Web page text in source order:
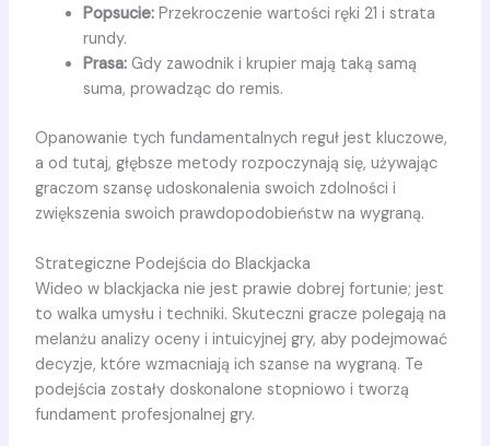
Popsucie:Przekroczenie wartości ręki 21 i strata
rundy.
Prasa:Gdy zawodnik i krupier mają taką samą
suma, prowadząc do remis.
Opanowanie tych fundamentalnych reguł jest kluczowe,
a od tutaj, głębsze metody rozpoczynają się, używając
graczom szansę udoskonalenia swoich zdolności i
zwiększenia swoich prawdopodobieństw na wygraną.
Strategiczne Podejścia do Blackjacka
Wideo w blackjacka nie jest prawie dobrej fortunie; jest
to walka umysłu i techniki. Skuteczni gracze polegają na
melanżu analizy oceny i intuicyjnej gry, aby podejmować
decyzje, które wzmacniają ich szanse na wygraną. Te
podejścia zostały doskonalone stopniowo i tworzą
fundament profesjonalnej gry.